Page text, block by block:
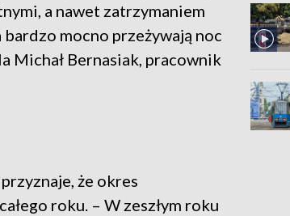
a nawet zatrzymaniem
mocno przeżywają noc
Michał Bernasiak, pracownik
że okres
roku. – W zeszłym roku